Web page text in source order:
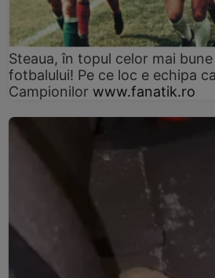
Steaua, în topul celor mai
fotbalului! Pe ce loc e echipa
Campionilor www.fanatik.ro